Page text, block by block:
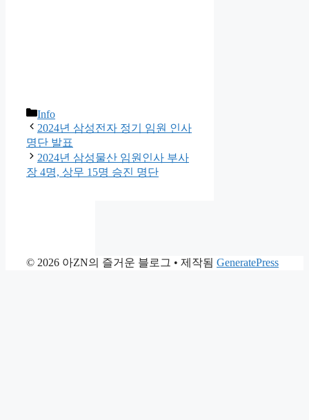
카
테
고
리
Info
2024년 삼성전자 정기 임원 인사
명단 발표
2024년 삼성물산 임원인사 부사
장 4명, 상무 15명 승진 명단
© 2026 아ZN의 즐거운 블로그 • 제작됨 GeneratePress